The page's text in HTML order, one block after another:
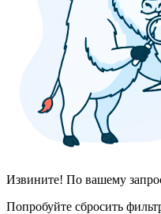
Извините! По вашему
Попробуйте сбросить